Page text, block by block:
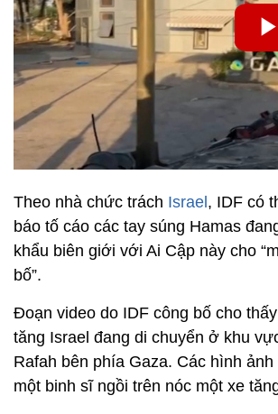
Theo nhà chức trách Israel , IDF có
báo tố cáo các tay súng Hamas
khẩu biên giới với Ai Cập này cho
bố”.
Đoạn video do IDF công bố cho
tăng Israel đang di chuyển ở khu
Rafah bên phía Gaza. Các hình
một binh sĩ ngồi trên nóc một xe